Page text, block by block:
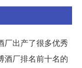
厂出产了很多优秀
酒厂排名前十名的